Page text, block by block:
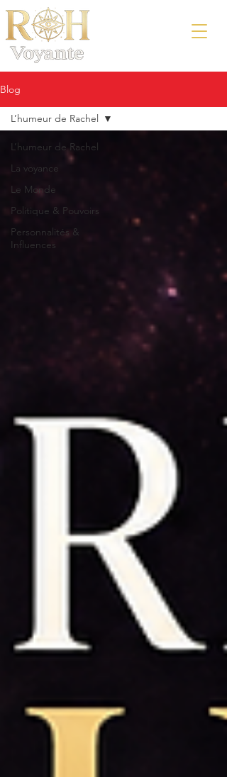
Blog
L’humeur de Rachel
La voyance
Le Monde
Politique & Pouvoirs
Personnalités &
Influences
L’humeur de Rachel